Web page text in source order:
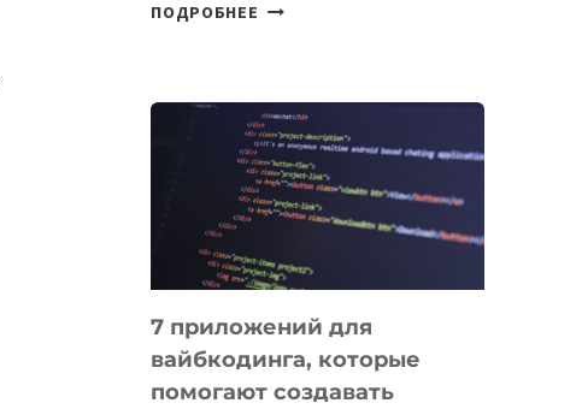
ПОДРОБНЕЕ
О
ВЕНЧУРНОМ
ФИНАНСИРОВАНИИ
7 приложений для
вайбкодинга, которые
помогают создавать